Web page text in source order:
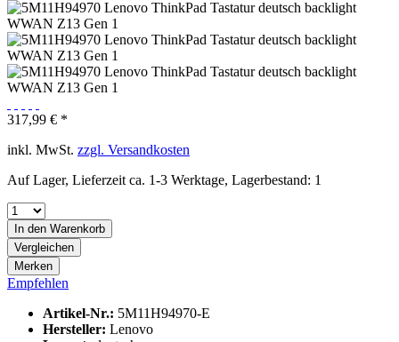
317,99 € *
inkl. MwSt. zzgl. Versandkosten
Auf Lager, Lieferzeit ca. 1-3 Werktage, Lagerbestand: 1
In den Warenkorb
Vergleichen
Merken
Empfehlen
Artikel-Nr.: 5M11H94970-E
Hersteller: Lenovo